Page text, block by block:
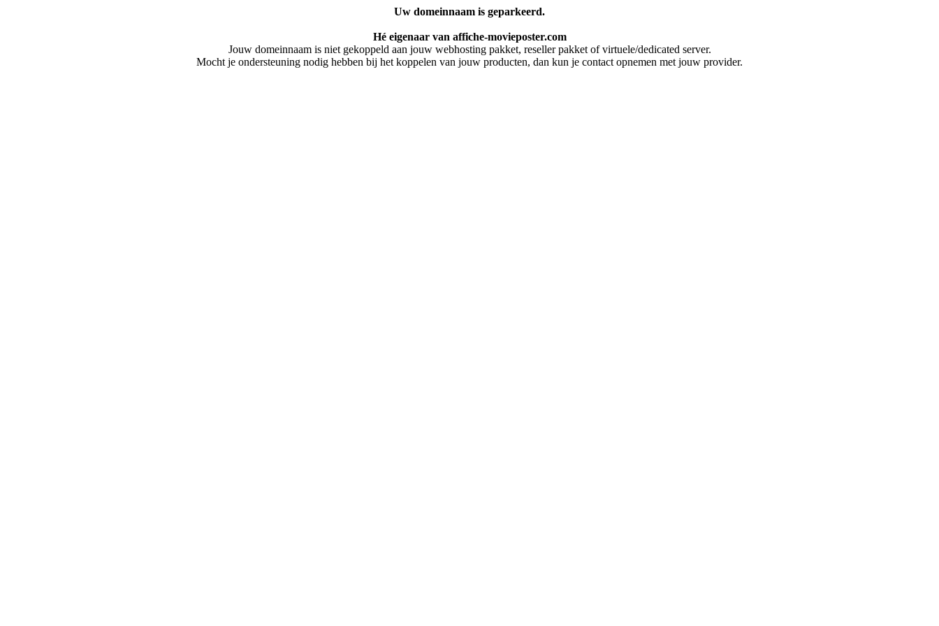
Uw domeinnaam is geparkeerd.
Hé eigenaar van affiche-movieposter.com
Jouw domeinnaam is niet gekoppeld aan jouw webhosting pakket, reseller pakket of virtuele/dedicated server.
Mocht je ondersteuning nodig hebben bij het koppelen van jouw producten, dan kun je contact opnemen met jouw provider.